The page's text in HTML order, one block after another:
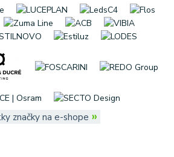
značky na e-shope »